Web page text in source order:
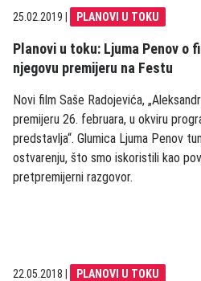
25.02.2019 PLANOVI U TOKU
Planovi u toku: Ljuma Penov o
njegovu premijeru na Festu
Novi film Saše Radojevića,
premijeru 26. februara, u okviru
predstavlja“. Glumica Ljuma Penov
ostvarenju, što smo iskoristili kao
pretpremijerni razgovor.
22.05.2018 PLANOVI U TOKU